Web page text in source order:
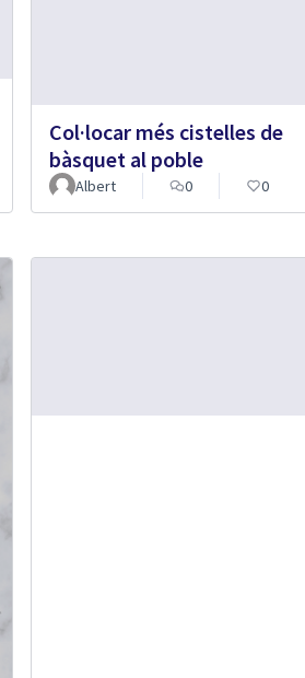
Col·locar més cistelles de
bàsquet al poble
Albert 0 0